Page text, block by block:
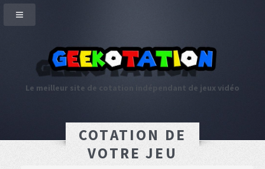
Le meilleur site de cotation indépendant de jeux vidéo
COTATION DE
VOTRE JEU